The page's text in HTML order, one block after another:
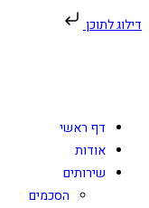
דילוג לתוכן
דף ראשי
אודות
שירותים
הסכמים